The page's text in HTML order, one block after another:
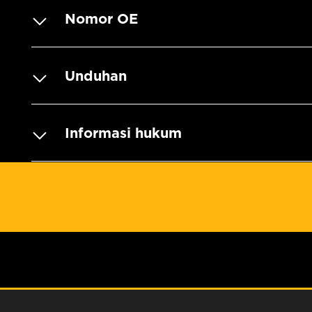
Nomor OE
Unduhan
Informasi hukum